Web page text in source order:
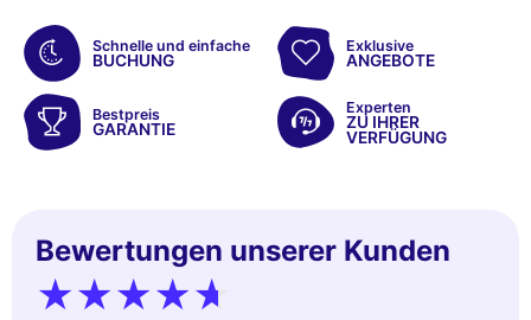
Schnelle und einfache
BUCHUNG
Exklusive
ANGEBOTE
Bestpreis
GARANTIE
Experten
ZU IHRER
VERFÜGUNG
Bewertungen unserer Kunden